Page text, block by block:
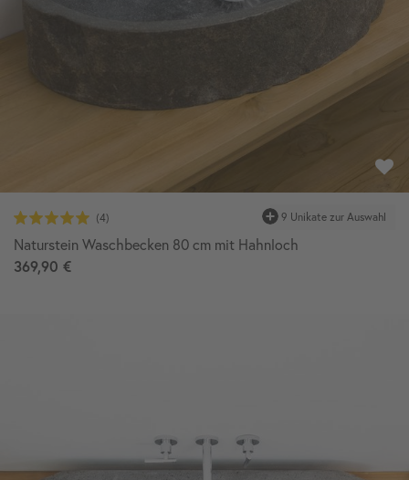
Naturstein Waschbecken 80 cm mit Hahnloch
369,90 €